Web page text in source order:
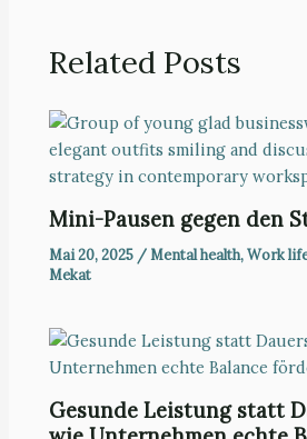
Related Posts
Mini-Pausen gegen den
Mai 20, 2025 / Mental health,Work
Mekat
Gesunde Leistung statt